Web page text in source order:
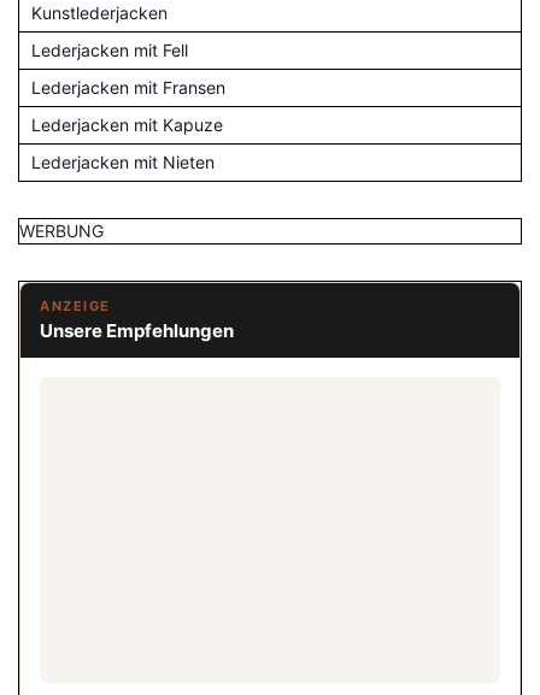
Kunstlederjacken
Lederjacken mit Fell
Lederjacken mit Fransen
Lederjacken mit Kapuze
Lederjacken mit Nieten
WERBUNG
ANZEIGE
Unsere Empfehlungen